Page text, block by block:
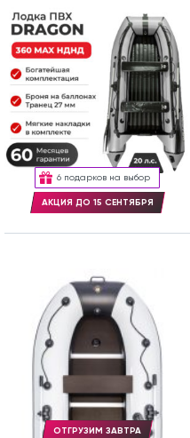
6 подарков на выбор
АКЦИЯ ДО 15 СЕНТЯБРЯ
ОТГРУЗИМ ЗАВТРА